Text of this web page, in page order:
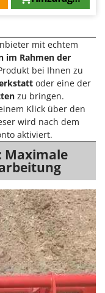
mit echtem
im Rahmen der
bei Ihnen zu
oder eine der
zu bringen.
Klick über den
wird nach dem
aktiviert.
Maximale